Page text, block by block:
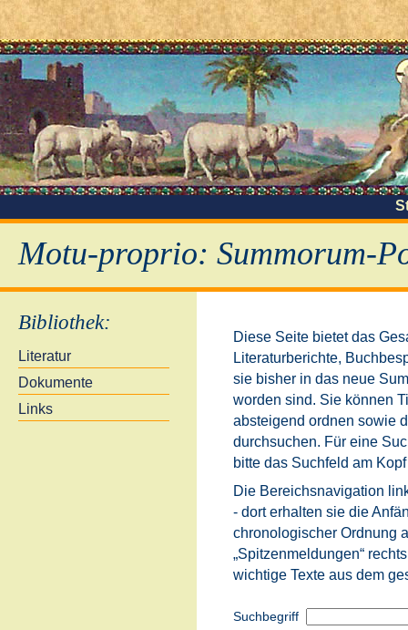
Motu-proprio: Summorum-
Bibliothek:
Literatur
Dokumente
Links
Diese Seite bietet das
Literaturberichte,
sie bisher in das neue
worden sind. Sie können
absteigend ordnen sowie
durchsuchen. Für eine
bitte das Suchfeld am
Die Bereichsnavigation
- dort erhalten sie die
chronologischer Ordnung
„Spitzenmeldungen“
wichtige Texte aus dem
Suchbegriff